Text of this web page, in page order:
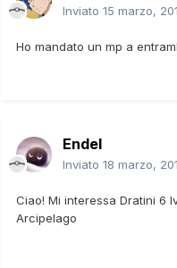
Inviato 15 marzo,
Ho mandato un mp a
Endel
Inviato 18 marzo,
Ciao! Mi interessa Dratini 6
Arcipelago